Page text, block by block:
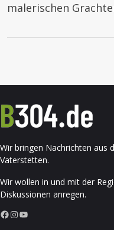
malerischen
Wir bringen Nachrichten aus
Vaterstetten.
Wir wollen in und mit der
Diskussionen anregen.
Facebook InstagramYouTube